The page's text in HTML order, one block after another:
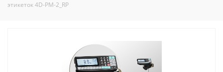
этикеток 4D-PM-2_RP